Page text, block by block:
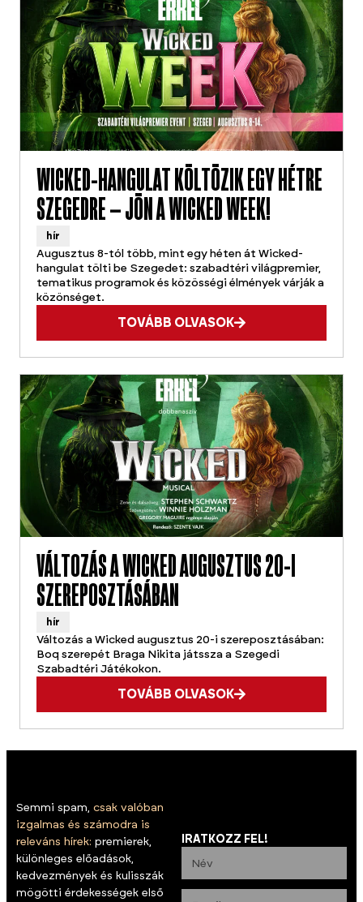
WICKED-HANGULAT KÖLTÖZIK EGY HÉTRE
SZEGEDRE – JÖN A WICKED WEEK!
hír
Augusztus 8-tól több, mint egy héten át Wicked-
hangulat tölti be Szegedet: szabadtéri világpremier,
tematikus programok és közösségi élmények várják a
közönséget.
TOVÁBB OLVASOK
VÁLTOZÁS A WICKED AUGUSZTUS 20-I
SZEREPOSZTÁSÁBAN
hír
Változás a Wicked augusztus 20-i szereposztásában:
Boq szerepét Braga Nikita játssza a Szegedi
Szabadtéri Játékokon.
TOVÁBB OLVASOK
Semmi spam, csak valóban
izgalmas és számodra is
releváns hírek: premierek,
különleges előadások,
kedvezmények és kulisszák
mögötti érdekességek első
IRATKOZZ FEL!